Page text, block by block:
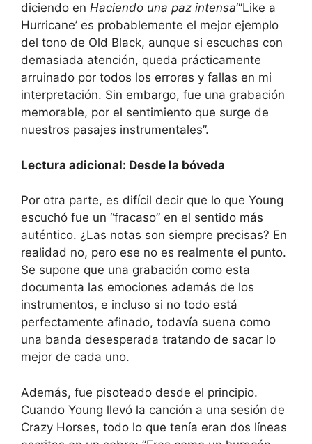
diciendo en Haciendo una paz intensa“‘Like a
Hurricane’ es probablemente el mejor ejemplo
del tono de Old Black, aunque si escuchas con
demasiada atención, queda prácticamente
arruinado por todos los errores y fallas en mi
interpretación. Sin embargo, fue una grabación
memorable, por el sentimiento que surge de
nuestros pasajes instrumentales”.
Lectura adicional: Desde la bóveda
Por otra parte, es difícil decir que lo que Young
escuchó fue un “fracaso” en el sentido más
auténtico. ¿Las notas son siempre precisas? En
realidad no, pero ese no es realmente el punto.
Se supone que una grabación como esta
documenta las emociones además de los
instrumentos, e incluso si no todo está
perfectamente afinado, todavía suena como
una banda desesperada tratando de sacar lo
mejor de cada uno.
Además, fue pisoteado desde el principio.
Cuando Young llevó la canción a una sesión de
Crazy Horses, todo lo que tenía eran dos líneas